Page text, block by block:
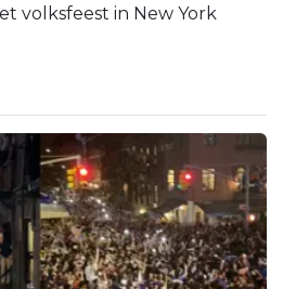
volksfeest in New York